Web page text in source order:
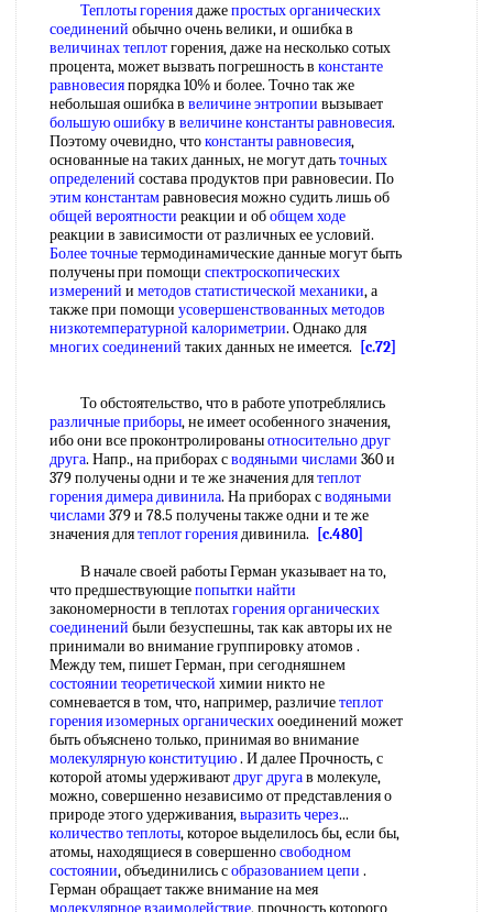
Теплоты горениядажепростых органических
соединений обычно очень велики, и ошибка в
величинах теплотгорения, даже на несколько сотых
процента, может вызвать погрешность в константе
равновесияпорядка 10% и более. Точно так же
небольшая ошибка в величине энтропии вызывает
большую ошибкув величине константы равновесия.
Поэтому очевидно, чтоконстанты равновесия,
основанные на таких данных, не могут датьточных
определений состава продуктов при равновесии. По
этим константамравновесия можно судить лишь об
общей вероятности реакции и обобщем ходе
реакции в зависимости от различных ее условий.
Более точныетермодинамические данные могут быть
получены при помощи спектроскопических
измерений и методов статистической механики, а
также при помощи усовершенствованных методов
низкотемпературной калориметрии. Однако для
многих соединений таких данных не имеется. [c.72]
То обстоятельство, что в работе употреблялись
различные приборы, не имеет особенного значения,
ибо они все проконтролированыотносительно друг
друга. Напр., на приборах сводяными числами 360 и
379 получены одни и те же значения длятеплот
горениядимера дивинила. На приборах сводяными
числами 379 и 78.5 получены также одни и те же
значения длятеплот горениядивинила.
[c.480]
В начале своей работы Герман указывает на то,
что предшествующиепопытки найти
закономерности в теплотахгорения органических
соединений были безуспешны, так как авторы их не
принимали во внимание группировку атомов .
Между тем, пишет Герман, при сегодняшнем
состоянии теоретической химии никто не
сомневается в том, что, например, различиетеплот
горенияизомерных органическихооединений может
быть объяснено только, принимая во внимание
молекулярную конституцию. И далее Прочность, с
которой атомы удерживаютдруг другав молекуле,
можно, совершенно независимо от представления о
природе этого удерживания,выразить через...
количество теплоты, которое выделилось бы, если бы,
атомы, находящиеся в совершенносвободном
состоянии, объединились собразованием цепи .
Герман обращает также внимание на мея
молекулярное взаимодействие, прочность которого